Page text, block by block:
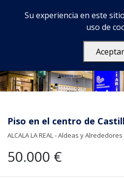
Piso en el centro de
ALCALA LA REAL - Aldeas y Alrededores
50.000 €
Su experiencia en este
uso de
Aceptar